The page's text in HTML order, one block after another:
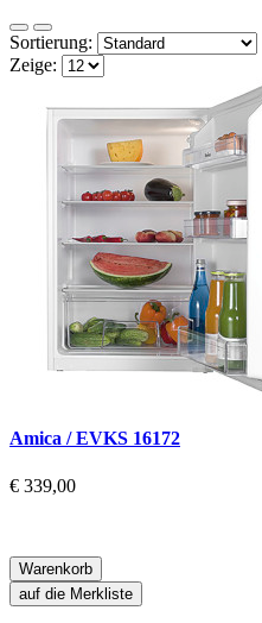
Sortierung:
Zeige:
Amica / EVKS 16172
€ 339,00
Warenkorb
auf die Merkliste